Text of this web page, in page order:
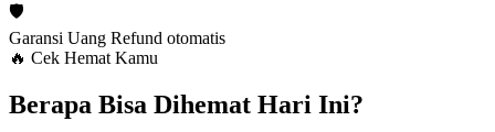
🛡️
Garansi Uang Refund otomatis
🔥 Cek Hemat Kamu
Berapa Bisa Dihemat Hari Ini?